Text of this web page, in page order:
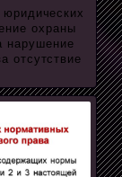
охраны
нарушение
отсутствие